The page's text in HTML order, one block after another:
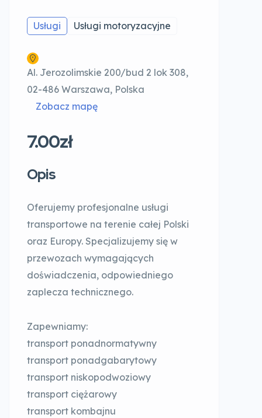
Usługi Usługi motoryzacyjne
Al. Jerozolimskie 200/bud 2 lok 308,
02-486 Warszawa, Polska
Zobacz mapę
7.00zł
Opis
Oferujemy profesjonalne usługi
transportowe na terenie całej Polski
oraz Europy. Specjalizujemy się w
przewozach wymagających
doświadczenia, odpowiedniego
zaplecza technicznego.
Zapewniamy:
transport ponadnormatywny
transport ponadgabarytowy
transport niskopodwoziowy
transport ciężarowy
transport kombajnu